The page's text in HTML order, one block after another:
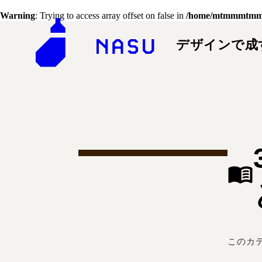
デザインで成
Warning: Trying to access array offset on false in /home/
このカ